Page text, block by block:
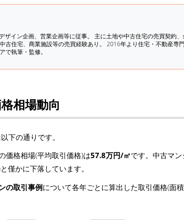
ザイン企画、営業企画等に従事。 主に土地や中古住宅の売買契約、
古住宅、商業施設等の売買経験あり。 2016年より住宅・不動産専
で執筆・監修。
相場動向
下の通りです。
価格相場(平均取引価格)は57.8万円/㎡です。中古マン
僅かに下落しています。
の取引事例について各年ごとに算出した取引価格(面